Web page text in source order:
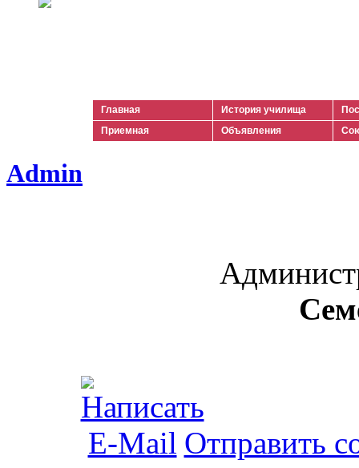
Главная История училища
Приемная
Объявления
Admin
Отправить